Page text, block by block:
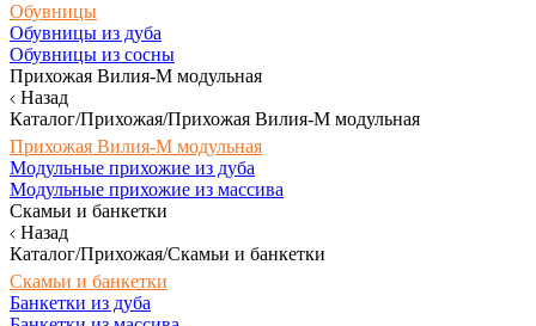
Обувницы
Обувницы из дуба
Обувницы из сосны
Прихожая Вилия-М модульная
Назад
Каталог/Прихожая/Прихожая Вилия-М модульная
Прихожая Вилия-М модульная
Модульные прихожие из дуба
Модульные прихожие из массива
Скамьи и банкетки
Назад
Каталог/Прихожая/Скамьи и банкетки
Скамьи и банкетки
Банкетки из дуба